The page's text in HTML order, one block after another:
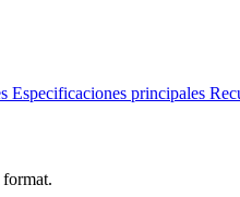
Especificaciones principales